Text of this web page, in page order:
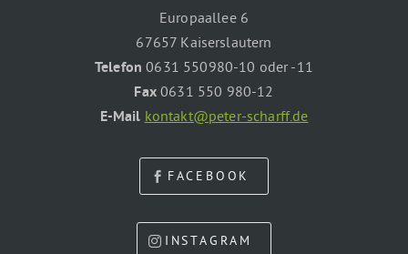
Europaallee 6
67657 Kaiserslautern
Telefon 0631 550980-10 oder -11
Fax0631 550 980-12
E-Mail kontakt@peter-scharff.de
FACEBOOK
INSTAGRAM